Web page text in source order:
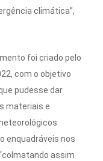
climática”,
foi criado pelo
com o objetivo
pudesse dar
materiais e
enquadráveis nos
assim